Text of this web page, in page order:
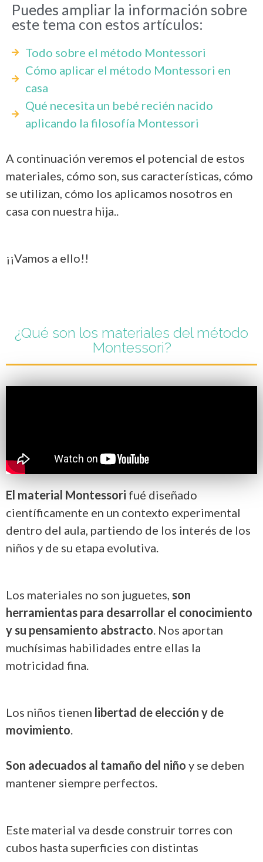
Puedes ampliar la información sobre
este tema con estos artículos:
Todo sobre el método Montessori
Cómo aplicar el método Montessori en
casa
Qué necesita un bebé recién nacido
aplicando la filosofía Montessori
A continuación veremos el potencial de estos
materiales, cómo son, sus características, cómo
se utilizan, cómo los aplicamos nosotros en
casa con nuestra hija..
¡¡Vamos a ello!!
¿Qué son los materiales del método
Montessori?
El material Montessori fué diseñado
científicamente en un contexto experimental
dentro del aula, partiendo de los interés de los
niños y de su etapa evolutiva.
Los materiales no son juguetes, son
herramientas para desarrollar el conocimiento
y su pensamiento abstracto. Nos aportan
muchísimas habilidades entre ellas la
motricidad fina.
Los niños tienen libertad de elección y de
movimiento.
Son adecuados al tamaño del niño y se deben
mantener siempre perfectos.
Este material va desde construir torres con
cubos hasta superficies con distintas